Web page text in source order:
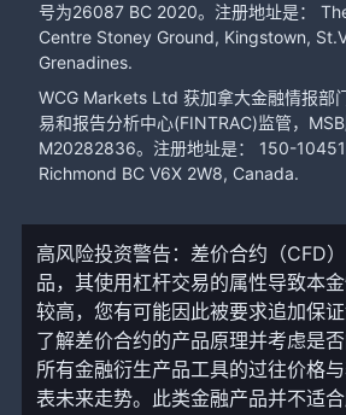
号为26087 BC 2020。注册地址是：
Centre Stoney Ground, Kingstown,
Grenadines.
WCG Markets Ltd 获加拿大金融情报部
易和报告分析中心(FINTRAC)监管，
M20282836。注册地址是： 150-
Richmond BC V6X 2W8, Canada.
高风险投资警告：差价合约（CFD
品，其使用杠杆交易的属性导致本
较高，您有可能因此被要求追加保
了解差价合约的产品原理并考虑是否
所有金融衍生产品工具的过往价格
表未来走势。此类金融产品并不适